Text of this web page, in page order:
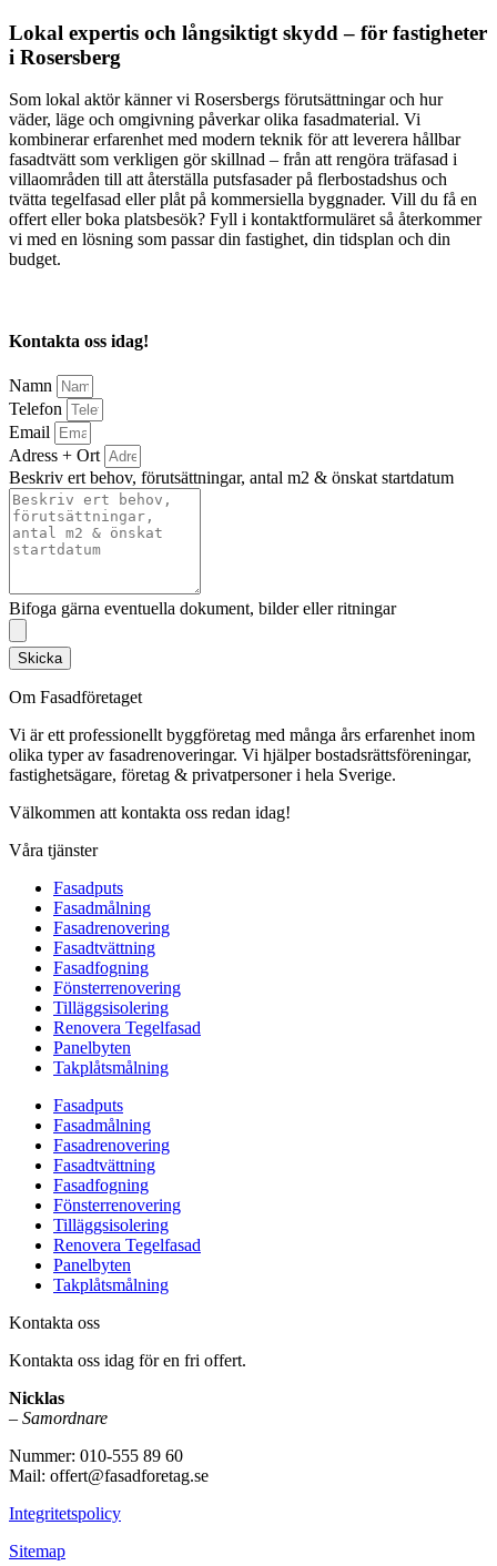
Lokal expertis och långsiktigt skydd – för fastigheter
i Rosersberg
Som lokal aktör känner vi Rosersbergs förutsättningar och hur
väder, läge och omgivning påverkar olika fasadmaterial. Vi
kombinerar erfarenhet med modern teknik för att leverera hållbar
fasadtvätt som verkligen gör skillnad – från att rengöra träfasad i
villaområden till att återställa putsfasader på flerbostadshus och
tvätta tegelfasad eller plåt på kommersiella byggnader. Vill du få en
offert eller boka platsbesök? Fyll i kontaktformuläret så återkommer
vi med en lösning som passar din fastighet, din tidsplan och din
budget.
Kontakta oss idag!
Namn
Telefon
Email
Adress + Ort
Beskriv ert behov, förutsättningar, antal m2 & önskat startdatum
Bifoga gärna eventuella dokument, bilder eller ritningar
Skicka
Om Fasadföretaget
Vi är ett professionellt byggföretag med många års erfarenhet inom
olika typer av fasadrenoveringar. Vi hjälper bostadsrättsföreningar,
fastighetsägare, företag & privatpersoner i hela Sverige.
Välkommen att kontakta oss redan idag!
Våra tjänster
Fasadputs
Fasadmålning
Fasadrenovering
Fasadtvättning
Fasadfogning
Fönsterrenovering
Tilläggsisolering
Renovera Tegelfasad
Panelbyten
Takplåtsmålning
Fasadputs
Fasadmålning
Fasadrenovering
Fasadtvättning
Fasadfogning
Fönsterrenovering
Tilläggsisolering
Renovera Tegelfasad
Panelbyten
Takplåtsmålning
Kontakta oss
Kontakta oss idag för en fri offert.
Nicklas
– Samordnare
Nummer: 010-555 89 60
Mail: offert@fasadforetag.se
Integritetspolicy
Sitemap